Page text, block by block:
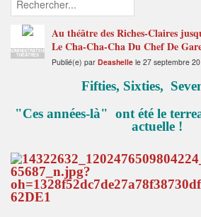
ADMINISTRATEUR
THÉÂTRES
Au théâtre des Riches-Claires
Le Cha-Cha-Cha Du Chef De
Publié(e) par Deashelle le 27 septembre
Fifties, Sixties,
"Ces années-là" ont été le
actuelle !